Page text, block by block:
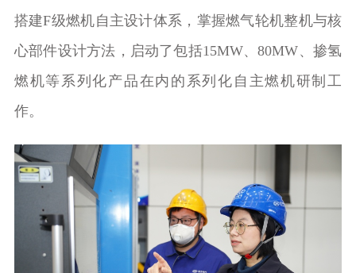
搭建F级燃机自主设计体系，掌握燃气轮机整机与核
心部件设计方法，启动了包括15MW、80MW、掺氢
燃机等系列化产品在内的系列化自主燃机研制工
作。